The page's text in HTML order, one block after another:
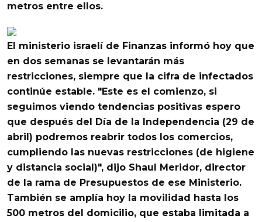
metros entre ellos.
El ministerio israelí de Finanzas informó hoy que
en dos semanas se levantarán más
restricciones, siempre que la cifra de infectados
continúe estable. "Este es el comienzo, si
seguimos viendo tendencias positivas espero
que después del Día de la Independencia (29 de
abril) podremos reabrir todos los comercios,
cumpliendo las nuevas restricciones (de higiene
y distancia social)", dijo Shaul Meridor, director
de la rama de Presupuestos de ese Ministerio.
También se amplía hoy la movilidad hasta los
500 metros del domicilio, que estaba limitada a